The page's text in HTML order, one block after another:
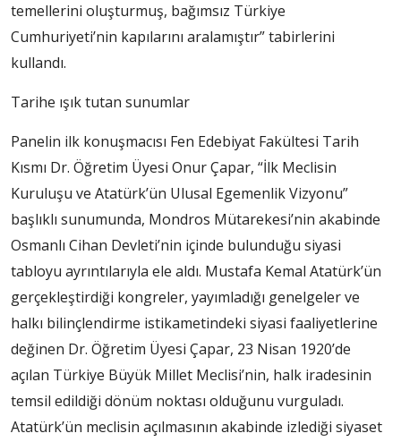
temellerini oluşturmuş, bağımsız Türkiye
Cumhuriyeti’nin kapılarını aralamıştır” tabirlerini
kullandı.
Tarihe ışık tutan sunumlar
Panelin ilk konuşmacısı Fen Edebiyat Fakültesi Tarih
Kısmı Dr. Öğretim Üyesi Onur Çapar, “İlk Meclisin
Kuruluşu ve Atatürk’ün Ulusal Egemenlik Vizyonu”
başlıklı sunumunda, Mondros Mütarekesi’nin akabinde
Osmanlı Cihan Devleti’nin içinde bulunduğu siyasi
tabloyu ayrıntılarıyla ele aldı. Mustafa Kemal Atatürk’ün
gerçekleştirdiği kongreler, yayımladığı genelgeler ve
halkı bilinçlendirme istikametindeki siyasi faaliyetlerine
değinen Dr. Öğretim Üyesi Çapar, 23 Nisan 1920’de
açılan Türkiye Büyük Millet Meclisi’nin, halk iradesinin
temsil edildiği dönüm noktası olduğunu vurguladı.
Atatürk’ün meclisin açılmasının akabinde izlediği siyaset